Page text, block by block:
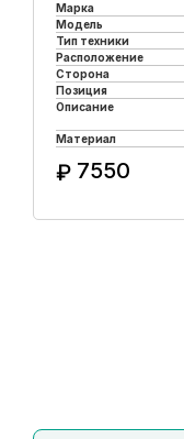
Марка
Модель
Тип техники
Расположение
Сторона
Позиция
Описание
Материал
₽ 7550